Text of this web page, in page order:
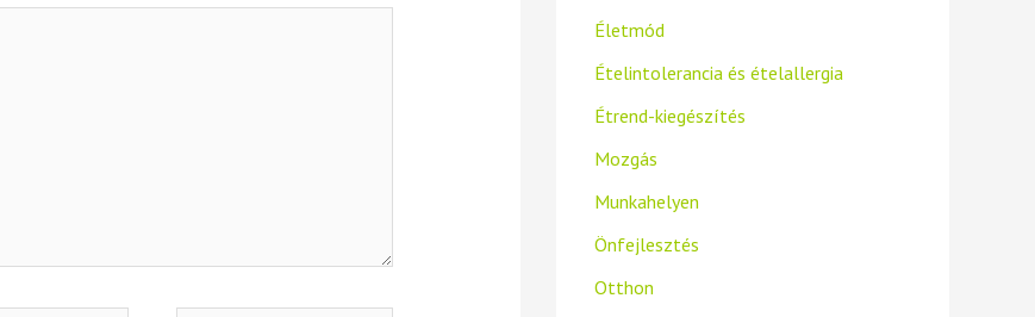
Életmód
Ételintolerancia és ételallergia
Étrend-kiegészítés
Mozgás
Munkahelyen
Önfejlesztés
Otthon